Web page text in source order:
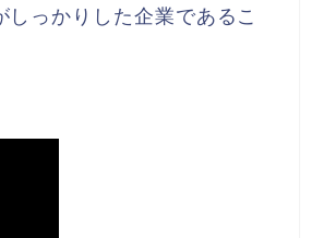
っかりした企業であるこ